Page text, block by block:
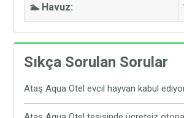
🏊 Havuz:
Sıkça Sorulan Sorular
Ataş Aqua Otel evcil hayvan kabul
Evet, Ataş Aqua Otel evcil hayvan